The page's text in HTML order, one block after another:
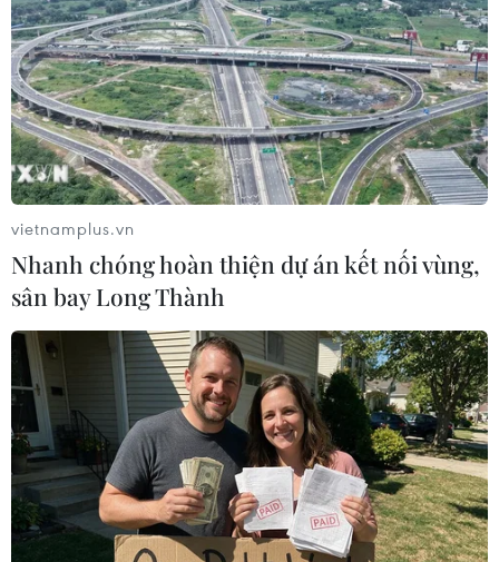
#Thời trang #Áo dài
#Vương miện
#Nữ sinh viên Việt Nam duyên dáng
#Vẻ đẹp của sự thông minh
#Thi ứng xử
Tp. Hồ Chí Minh
Theo dõi VietnamPlus
TIN LIÊN QUAN
vietnamplus.vn
Nhanh chóng hoàn thiện dự án kết nối vùng,
sân bay Long Thành